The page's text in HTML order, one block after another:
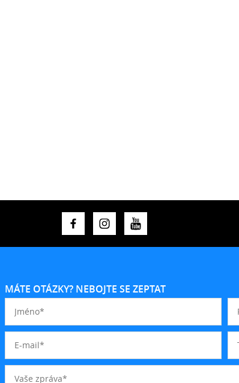
MÁTE OTÁZKY? NEBOJTE SE ZEPTAT